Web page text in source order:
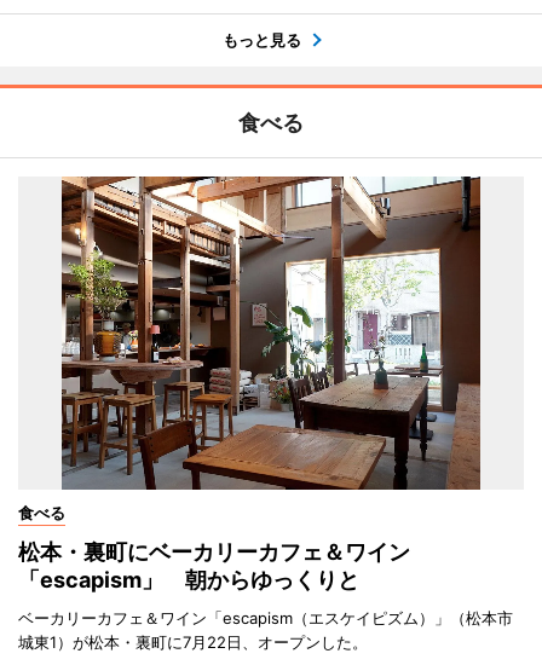
もっと見る
食べる
食べる
松本・裏町にベーカリーカフェ＆ワイン
「escapism」 朝からゆっくりと
ベーカリーカフェ＆ワイン「escapism（エスケイピズム）」（松本市
城東1）が松本・裏町に7月22日、オープンした。